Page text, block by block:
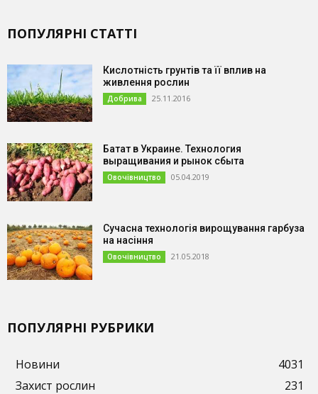
ПОПУЛЯРНІ СТАТТІ
Кислотність грунтів та її вплив на
живлення рослин
Добрива 25.11.2016
Батат в Украине. Технология
выращивания и рынок сбыта
Овочівництво 05.04.2019
Сучасна технологія вирощування гарбуза
на насіння
Овочівництво 21.05.2018
ПОПУЛЯРНІ РУБРИКИ
Новини
4031
Захист рослин
231